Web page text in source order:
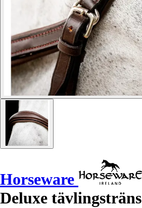
Horseware
Deluxe tävlingsträns